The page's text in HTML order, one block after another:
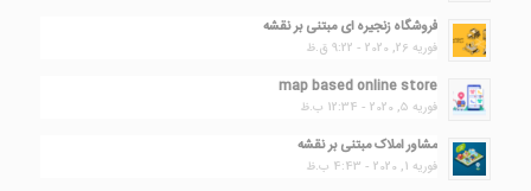
فروشگاه زنجیره ای مبتنی بر نقشه
فوریه 26, 2020 - 9:22 ق.ظ
map based online store
فوریه 5, 2020 - 12:34 ب.ظ
مشاور املاک مبتنی بر نقشه
فوریه 1, 2020 - 4:43 ب.ظ